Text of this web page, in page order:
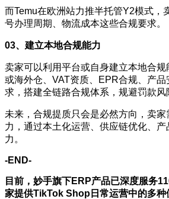
而Temu在欧洲站力推半托管Y2模式，
号办理周期、物流成本这些合规要求。
03、建立本地合规能力
卖家可以利用平台或自身建立本地合
或海外仓、VAT资质、
EPR合规 、产
求，搭建全链路合规体系，规避罚款风
未来，合规提质只会是必然方向，卖
力，通过本土化运营、供应链优化、
力。
-END-
目前， 妙手旗下ERP产品已深度服务
家提供TikTok Shop 日常运营中的多